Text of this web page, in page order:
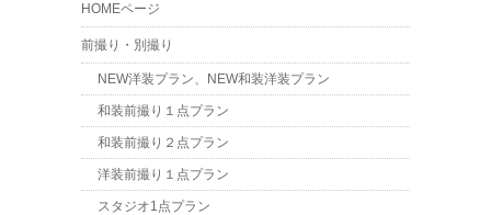
HOMEページ
前撮り・別撮り
NEW洋装プラン、NEW和装洋装プラン
和装前撮り１点プラン
和装前撮り２点プラン
洋装前撮り１点プラン
スタジオ1点プラン